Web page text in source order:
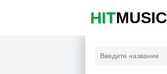
HITMUSIC